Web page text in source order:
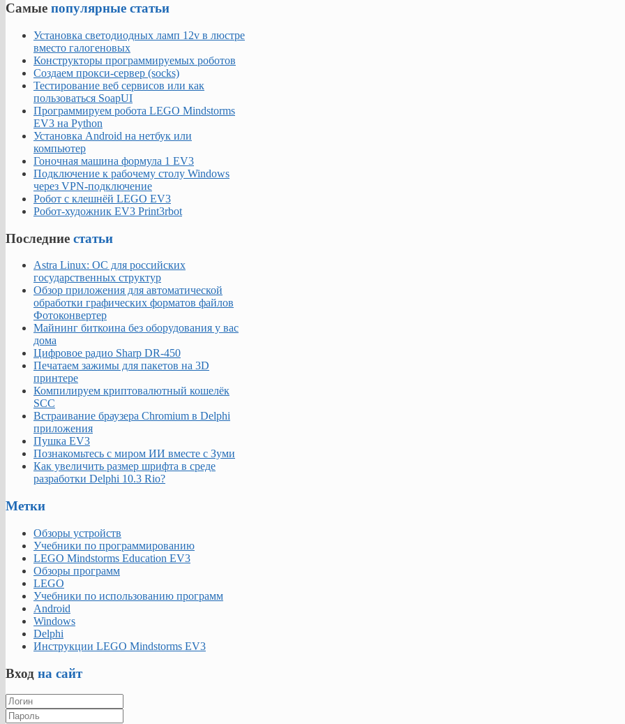
Самые популярные статьи
Установка светодиодных ламп 12v в люстре
вместо галогеновых
Конструкторы программируемых роботов
Создаем прокси-сервер (socks)
Тестирование веб сервисов или как
пользоваться SoapUI
Программируем робота LEGO Mindstorms
EV3 на Python
Установка Android на нетбук или
компьютер
Гоночная машина формула 1 EV3
Подключение к рабочему столу Windows
через VPN-подключение
Робот с клешнёй LEGO EV3
Робот-художник EV3 Print3rbot
Последние статьи
Astra Linux: ОС для российских
государственных структур
Обзор приложения для автоматической
обработки графических форматов файлов
Фотоконвертер
Майнинг биткоина без оборудования у вас
дома
Цифровое радио Sharp DR-450
Печатаем зажимы для пакетов на 3D
принтере
Компилируем криптовалютный кошелёк
SCC
Встраивание браузера Chromium в Delphi
приложения
Пушка EV3
Познакомьтесь с миром ИИ вместе с Зуми
Как увеличить размер шрифта в среде
разработки Delphi 10.3 Rio?
Метки
Обзоры устройств
Учебники по программированию
LEGO Mindstorms Education EV3
Обзоры программ
LEGO
Учебники по использованию программ
Android
Windows
Delphi
Инструкции LEGO Mindstorms EV3
Вход на сайт